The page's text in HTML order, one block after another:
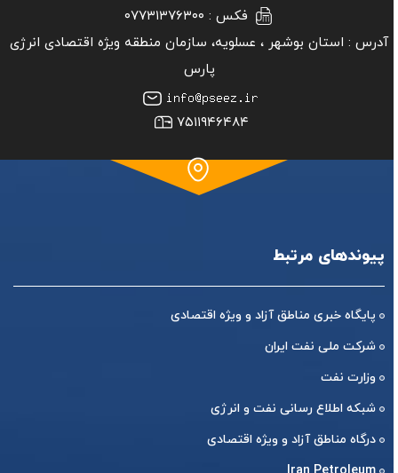
فکس : ۰۷۷۳۱۳۷۶۳۰۰
آدرس : استان بوشهر ‏، عسلویه، سازمان منطقه ویژه اقتصادی انرژی
پارس
۷۵۱۱۹۴۶۴۸۴
پیوندهای مرتبط
پایگاه خبری مناطق آزاد و ویژه اقتصادی
شرکت ملی نفت ایران
وزارت نفت
شبکه اطلاع رسانی نفت و انرژی
درگاه مناطق آزاد و ویژه اقتصادی